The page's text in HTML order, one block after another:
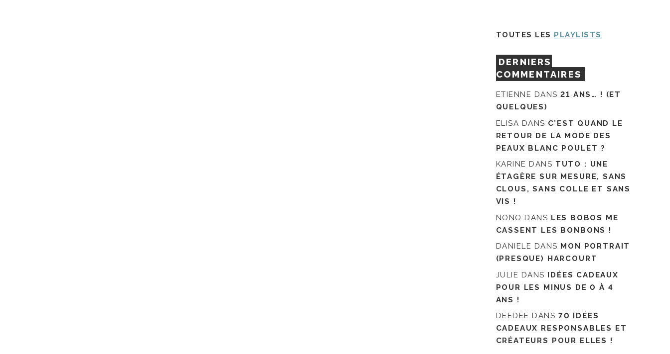
TOUTES LES PLAYLISTS
DERNIERS
COMMENTAIRES
ETIENNE DANS21 ANS… ! (ET
QUELQUES)
ELISA DANS C’EST QUAND LE
RETOUR DE LA MODE DES
PEAUX BLANC POULET ?
KARINE DANS TUTO : UNE
ÉTAGÈRE SUR MESURE, SANS
CLOUS, SANS COLLE ET SANS
VIS !
NONO DANS LES BOBOS ME
CASSENT LES BONBONS !
DANIELE DANS MON PORTRAIT
(PRESQUE) HARCOURT
JULIE DANS IDÉES CADEAUX
POUR LES MINUS DE 0 À 4
ANS !
DEEDEE DANS 70 IDÉES
CADEAUX RESPONSABLES ET
CRÉATEURS POUR ELLES !